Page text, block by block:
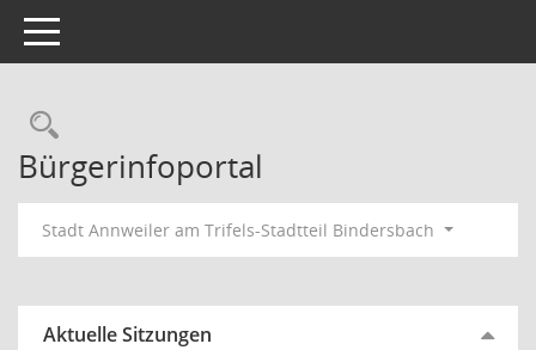
Toggle navigation
Rechercheauswahl
Bürgerinfoportal
Stadt Annweiler am Trifels-Stadtteil Bindersbach
Aktuelle Sitzungen